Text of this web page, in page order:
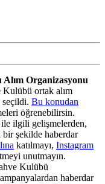
Organizasyonu
ortak alım
Bu konudan
öğrenebilirsin.
ilgili gelişmelerden,
bir şekilde haberdar
katılmayı, Instagram
unutmayın.
Kulübü
haberdar